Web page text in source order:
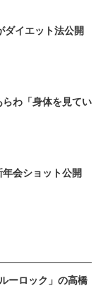
イエット法公開
わ「身体を見てい
会ショット公開
ーロック」の高橋